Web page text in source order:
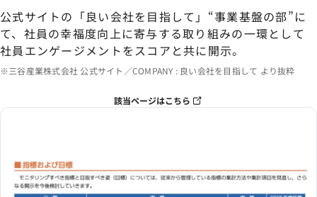
公式サイトの「良い会社を目指して」“事業基盤の部”に
て、社員の幸福度向上に寄与する取り組みの一環として
社員エンゲージメントをスコアと共に開示。
※三谷産業株式会社 公式サイト／COMPANY : 良い会社を目指して より抜粋
該当ページはこちら